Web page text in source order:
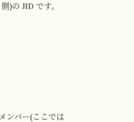
)の JID です。
ンバー(ここでは